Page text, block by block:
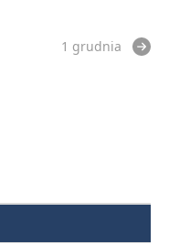
1 grudnia